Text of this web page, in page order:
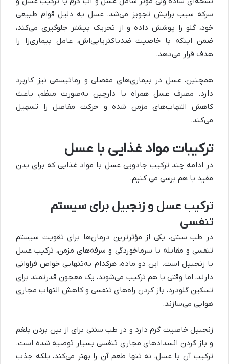
سرکه سیب برایش تجویز می‌شد. عسل به دلیل قوام طبیعی
خود، گلو را پوشش داده و از تحریک بیشتر جلوگیری می‌کند،
ضمن اینکه با خاصیت ضدباکتریایی‌اش، عامل بیماری‌زا را
هدف قرار می‌دهد.
همچنین، عسل در بیماری‌های مفصلی و رماتیسمی نیز کاربرد
دارد. مصرف عسل همراه با دارچین به‌صورت منظم، باعث
کاهش التهاب‌های مزمن شده و حرکت مفاصل را تسهیل
می‌کند.
ترکیبات مواد غذایی با عسل
در ادامه چند ترکیب جادویی عسل با مواد غذایی که برای بدن
مفید با هم برسی می کنیم.
ترکیب عسل و زنجبیل برای سیستم
تنفسی
در طب سنتی، یکی از مؤثرترین درمان‌ها برای تقویت سیستم
تنفسی و مقابله با سرماخوردگی و سرفه‌های مزمن، ترکیب عسل
با زنجبیل است. این دو ماده، هرکدام به‌تنهایی خواص فراوانی
دارند، اما وقتی با هم ترکیب می‌شوند، یک معجون قدرتمند برای
تسکین گلودرد، باز کردن راه‌های تنفسی و کاهش التهاب مجاری
هوایی می‌سازند.
زنجبیل خاصیت گرم دارد و در طب سنتی برای از بین بردن بلغم
و باز کردن انسدادهای مجاری تنفسی بسیار توصیه شده است.
ترکیب آن با عسل، نه تنها طعم آن را بهتر می‌کند، بلکه جذب